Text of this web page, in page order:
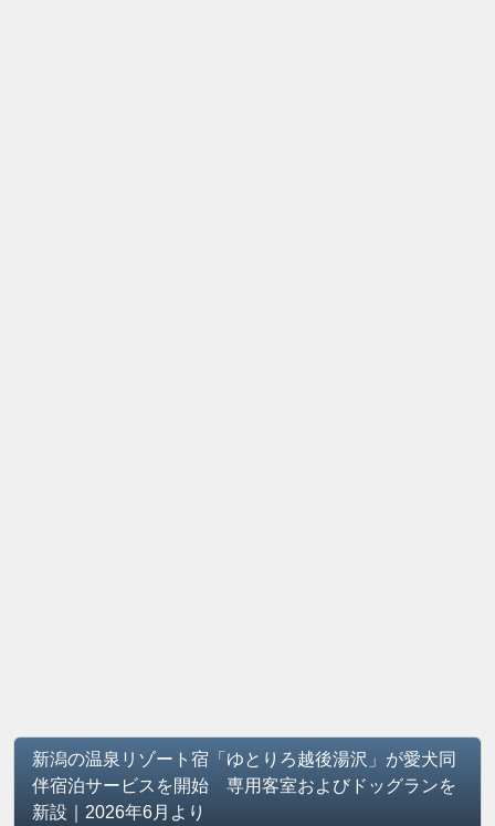
新潟の温泉リゾート宿「ゆとりろ越後湯沢」が愛犬同
伴宿泊サービスを開始 専用客室およびドッグランを
新設｜2026年6月より